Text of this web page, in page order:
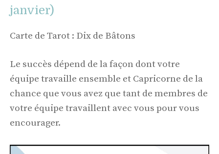
janvier)
Carte de Tarot : Dix de Bâtons
Le succès dépend de la façon dont votre
équipe travaille ensemble et Capricorne de la
chance que vous avez que tant de membres de
votre équipe travaillent avec vous pour vous
encourager.